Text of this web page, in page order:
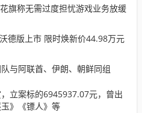
旗称无需过度担忧游戏业务放缓
德版上市 限时焕新价44.98万元
与阿联酋、伊朗、朝鲜同组
立案标的6945937.07元，曾出
》《镖人》等